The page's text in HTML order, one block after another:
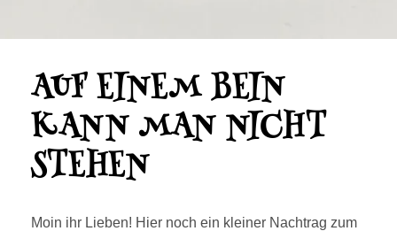
AUF EINEM BEIN
KANN MAN NICHT
STEHEN
Moin ihr Lieben! Hier noch ein kleiner Nachtrag zum